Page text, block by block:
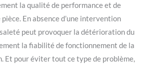
la qualité de performance et de
En absence d’une intervention
peut provoquer la détérioration du
la fiabilité de fonctionnement de la
Et pour éviter tout ce type de problème,